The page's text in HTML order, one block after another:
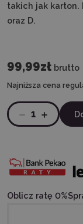
takich jak karton.
oraz D.
99,99zł brutto
Najniższa cena
1
Oblicz ratę 0%